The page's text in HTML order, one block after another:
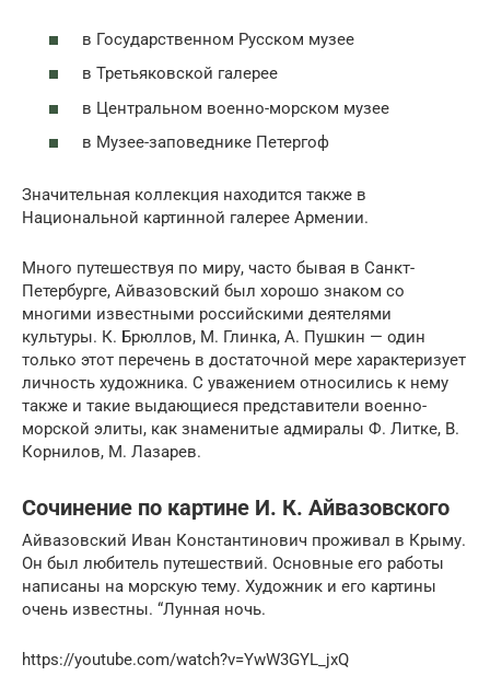
в Государственном Русском музее
в Третьяковской галерее
в Центральном военно-морском музее
в Музее-заповеднике Петергоф
Значительная коллекция находится также в
Национальной картинной галерее Армении.
Много путешествуя по миру, часто бывая в Санкт-
Петербурге, Айвазовский был хорошо знаком со
многими известными российскими деятелями
культуры. К. Брюллов, М. Глинка, А. Пушкин — один
только этот перечень в достаточной мере характеризует
личность художника. С уважением относились к нему
также и такие выдающиеся представители военно-
морской элиты, как знаменитые адмиралы Ф. Литке, В.
Корнилов, М. Лазарев.
Сочинение по картине И. К. Айвазовского
Айвазовский Иван Константинович проживал в Крыму.
Он был любитель путешествий. Основные его работы
написаны на морскую тему. Художник и его картины
очень известны. “Лунная ночь.
https://youtube.com/watch?v=YwW3GYL_jxQ